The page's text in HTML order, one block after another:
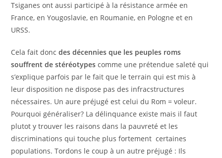
Tsiganes ont aussi participé à la résistance armée en
France, en Yougoslavie, en Roumanie, en Pologne et en
URSS.
Cela fait doncdes décennies que les peuples roms
souffrent de stéréotypes comme une prétendue saleté qui
s’explique parfois par le fait que le terrain qui est mis à
leur disposition ne dispose pas des infracstructures
nécessaires. Un aure préjugé est celui du Rom = voleur.
Pourquoi généraliser? La délinquance existe mais il faut
plutot y trouver les raisons dans la pauvreté et les
discriminations qui touche plus fortement certaines
populations. Tordons le coup à un autre préjugé : Ils